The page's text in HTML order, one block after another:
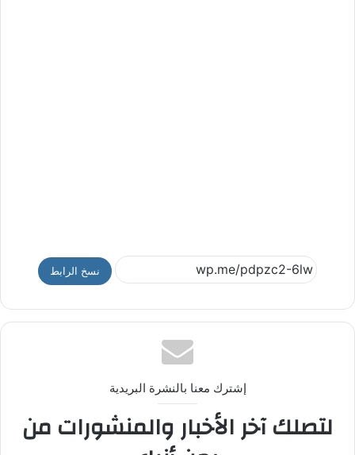
نسخ الرابط
إشترك معنا بالنشرة البريدية
لتصلك آخر الأخبار والمنشورات من